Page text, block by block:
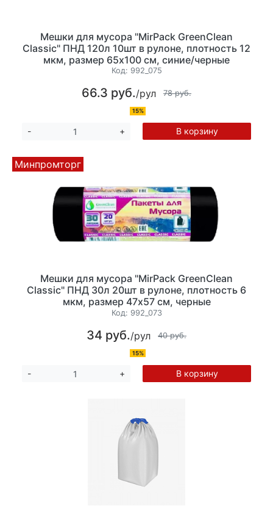
Мешки для мусора "MirPack GreenClean
Classic" ПНД 120л 10шт в рулоне, плотность 12
мкм, размер 65х100 см, синие/черные
Код: 992_075
66.3 руб./рул 78 руб.
15%
- + В корзину
Минпромторг
Мешки для мусора "MirPack GreenClean
Classic" ПНД 30л 20шт в рулоне, плотность 6
мкм, размер 47х57 см, черные
Код: 992_073
34 руб./рул 40 руб.
15%
- + В корзину